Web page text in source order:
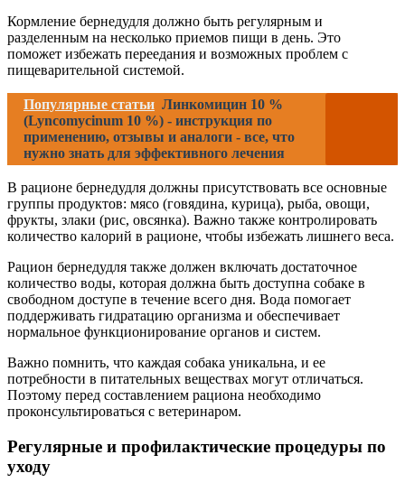
Кормление бернедудля должно быть регулярным и
разделенным на несколько приемов пищи в день. Это
поможет избежать переедания и возможных проблем с
пищеварительной системой.
Популярные статьи Линкомицин 10 %
(Lyncomycinum 10 %) - инструкция по
применению, отзывы и аналоги - все, что
нужно знать для эффективного лечения
В рационе бернедудля должны присутствовать все основные
группы продуктов: мясо (говядина, курица), рыба, овощи,
фрукты, злаки (рис, овсянка). Важно также контролировать
количество калорий в рационе, чтобы избежать лишнего веса.
Рацион бернедудля также должен включать достаточное
количество воды, которая должна быть доступна собаке в
свободном доступе в течение всего дня. Вода помогает
поддерживать гидратацию организма и обеспечивает
нормальное функционирование органов и систем.
Важно помнить, что каждая собака уникальна, и ее
потребности в питательных веществах могут отличаться.
Поэтому перед составлением рациона необходимо
проконсультироваться с ветеринаром.
Регулярные и профилактические процедуры по
уходу